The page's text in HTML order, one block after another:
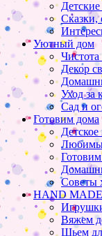
Детские
Сказки,
Уютный дом
Декор
Уход за
Сад и
Готовим дома
Советы
HAND MADE
Вяжем
Шьем